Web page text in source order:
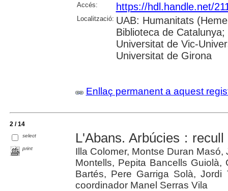
Accés: https://hdl.handle.net/
Localització: UAB: Humanitats
Biblioteca de
Universitat de Vic-
Universitat de Girona
Enllaç permanent a aquest
2 / 14
select
print
L'Abans. Arbúcies :
Illa Colomer, Montse Duran
Montells, Pepita Bancells
Bartés, Pere Garriga Solà,
coordinador Manel Serras Vila